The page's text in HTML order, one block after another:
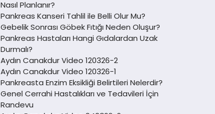
Nasıl Planlanır?
Pankreas Kanseri Tahlil ile Belli Olur Mu?
Gebelik Sonrası Göbek Fıtığı Neden Oluşur?
Pankreas Hastaları Hangi Gıdalardan Uzak
Durmalı?
Aydın Canakdur Video 120326-2
Aydın Canakdur Video 120326-1
Pankreasta Enzim Eksikliği Belirtileri Nelerdir?
Genel Cerrahi Hastalıkları ve Tedavileri İçin
Randevu